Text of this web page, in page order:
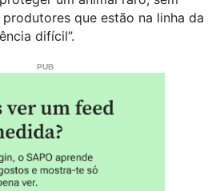
que estão na linha da
difícil”.